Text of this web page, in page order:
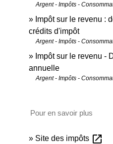
Argent - Impôts -
Impôt sur le revenu :
crédits d'impôt
Argent - Impôts -
Impôt sur le revenu -
annuelle
Argent - Impôts -
Pour en savoir plus
Site des impôts open_in_new